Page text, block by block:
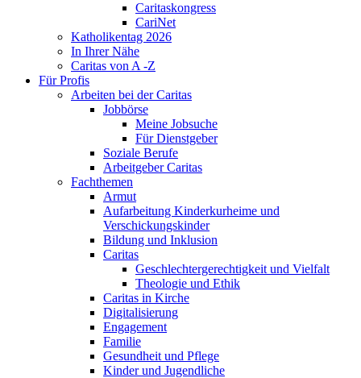
Caritaskongress
CariNet
Katholikentag 2026
In Ihrer Nähe
Caritas von A -Z
Für Profis
Arbeiten bei der Caritas
Jobbörse
Meine Jobsuche
Für Dienstgeber
Soziale Berufe
Arbeitgeber Caritas
Fachthemen
Armut
Aufarbeitung Kinderkurheime und
Verschickungskinder
Bildung und Inklusion
Caritas
Geschlechtergerechtigkeit und Vielfalt
Theologie und Ethik
Caritas in Kirche
Digitalisierung
Engagement
Familie
Gesundheit und Pflege
Kinder und Jugendliche